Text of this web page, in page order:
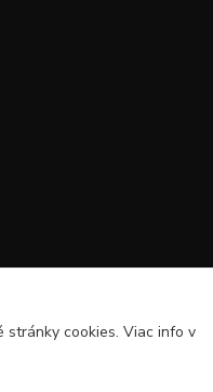
stránky cookies. Viac info v